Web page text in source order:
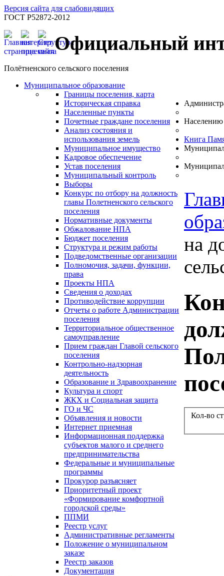
Версия сайта для слабовидящих
ГОСТ Р52872-2012
Официальный
Полётненского сельского поселения
Муниципальное образование
Границы поселения, карта
Историческая справка
Населенные пункты
Почетные граждане поселения
Анализ состояния и
использования земель
Муниципальное имущество
Кадровое обеспечение
Устав поселения
Муниципальный контроль
Выборы
Конкурс по отбору на должность
главы Полетненского сельского
поселения
Нормативные документы
Обжалование НПА
Бюджет поселения
Структура и режим работы
Подведомственные организации
Полномочия, задачи, функции,
права
Проекты НПА
Сведения о доходах
Противодействие коррупции
Отчеты о работе Администрации
поселения
Территориальное общественное
самоуправление
Прием граждан Главой сельского
поселения
Контрольно-надзорная
деятельность
Населению
Образование и Здравоохранение
Культура и спорт
ЖКХ и Социальная защита
ГО и ЧС
Объявления и новости
Интернет приемная
Информационная поддержка
субъектов малого и среднего
предпринимательства
Федеральные и муниципальные
программы
Прокурор разъясняет
Приоритетный проект
«Формирование комфортной
городской среды»
ППМИ
Книга
Реестр услуг
Административные регламенты
Положение о муниципальном
заказе
Реестр заказов
Документация
на
Кол-во